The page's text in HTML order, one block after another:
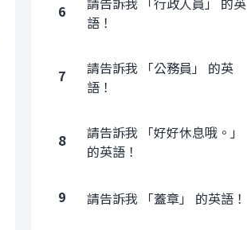
6
語！
7
請告訴我 「公務員」 的英
語！
8
請告訴我 「好好休息哦。」
的英語！
9 請告訴我 「蓋章」 的英語！